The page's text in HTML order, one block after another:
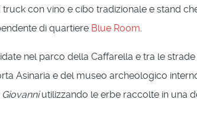
con vino e cibo tradizionale e stand
di quartiere Blue Room.
nel parco della Caffarella e tra le
Asinaria e del museo archeologico
utilizzando le erbe raccolte in una